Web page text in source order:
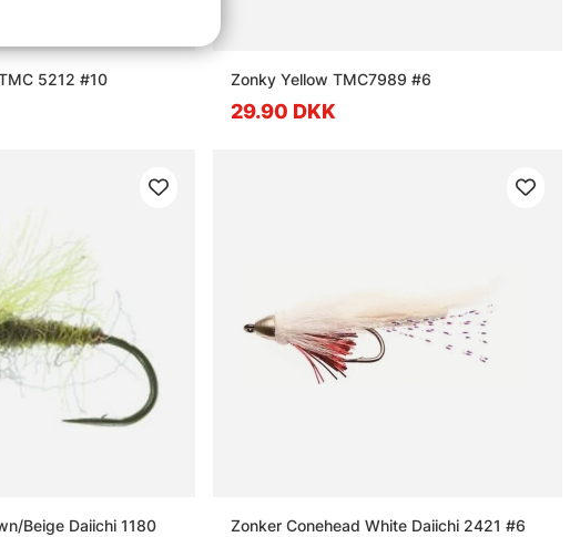
5212 #10 Zonky Yellow TMC7989 #6
29.90 DKK
Beige Daiichi 1180
Zonker Conehead White Daiichi 2421 #6